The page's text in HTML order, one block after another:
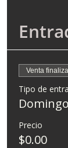
Venta
Tipo de
Precio
$0.00